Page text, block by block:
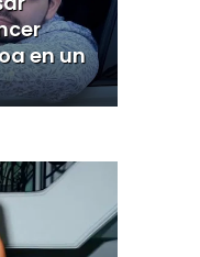
en un